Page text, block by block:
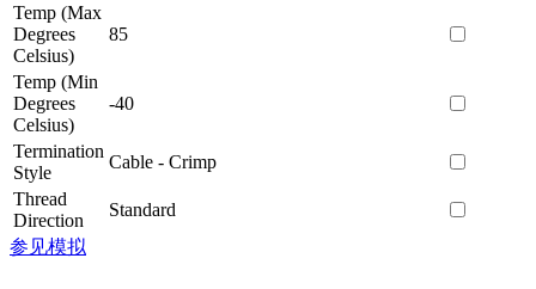
Temp (Max
Degrees
Celsius)
85
Temp (Min
Degrees
Celsius)
-40
Termination
Style
Cable - Crimp
Thread
Direction
Standard
参见模拟